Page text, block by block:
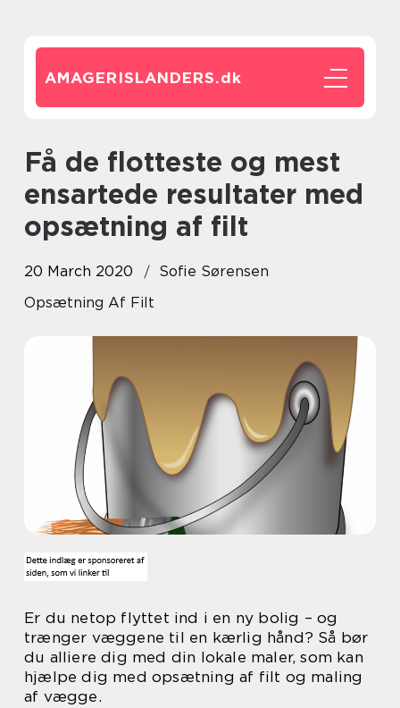
AMAGERISLANDERS.dk
Få de flotteste og mest
ensartede resultater med
opsætning af filt
20 March 2020
Sofie Sørensen
Opsætning Af Filt
Er du netop flyttet ind i en ny bolig – og
trænger væggene til en kærlig hånd? Så bør
du alliere dig med din lokale maler, som kan
hjælpe dig med opsætning af filt og maling
af vægge.